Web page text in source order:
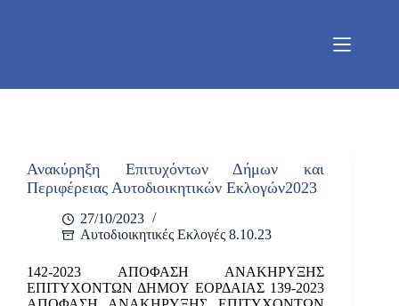
Ανακύρηξη Επιτυχόντων Δήμων και
Περιφέρειας Αυτοδιοικητικών Εκλογών2023
27/10/2023
Αυτοδιοικητικές Εκλογές 8.10.23
142-2023 ΑΠΟΦΑΣΗ ΑΝΑΚΗΡΥΞΗΣ
ΕΠΙΤΥΧΟΝΤΩΝ ΔΗΜΟΥ ΕΟΡΔΑΙΑΣ 139-2023